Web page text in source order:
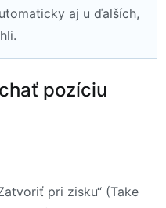
aj u ďalších,
pozíciu
pri zisku“ (Take